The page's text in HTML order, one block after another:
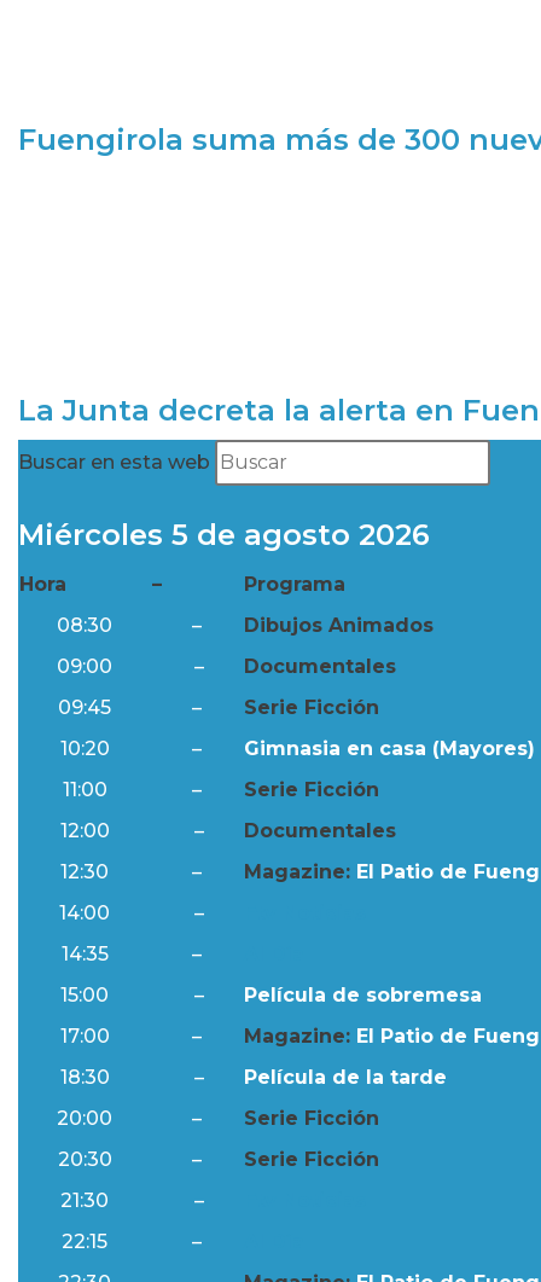
Fuengirola suma más de 300
La Junta decreta la alerta en
Buscar en esta web
Miércoles 5 de agosto 2026
Hora –
Programa
08:30
–
Dibujos Animados
09:00
–
Documentales
09:45
–
Serie Ficción
10:20
–
Gimnasia en casa (Mayores)
11:00
–
Serie Ficción
12:00
–
Documentales
12:30
– Magazine: El Patio de
14:00
–
14:35
–
15:00
–
Película de sobremesa
17:00
– Magazine: El Patio de
18:30
–
Película de la tarde
20:00
–
Serie Ficción
20:30
–
Serie Ficción
21:30
–
22:15
–